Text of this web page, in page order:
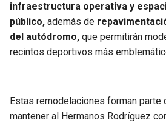
FALCONS
PANTHERS
BUCCANEERS
TRAIL BLAZERS
JAZZ
infraestructura operativa y
público, además de
del autódromo, que permitirán
recintos deportivos más
Estas remodelaciones forman
mantener al Hermanos Rodríguez